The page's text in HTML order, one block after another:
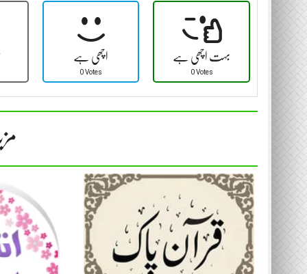
اچھی ہے
0 Votes
بہت اچھی ہے
0 Votes